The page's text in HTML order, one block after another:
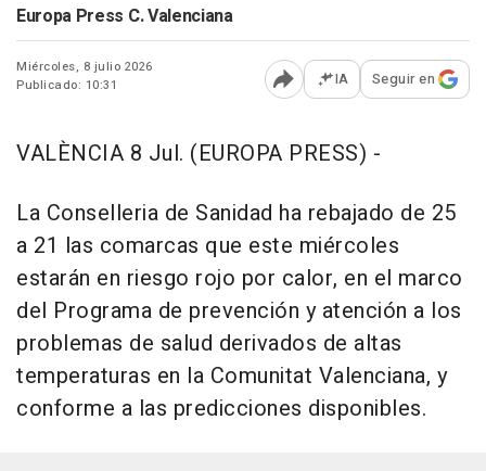
Europa Press C. Valenciana
Miércoles, 8 julio 2026
Publicado: 10:31
Abrir opciones para
IA Seguir en
VALÈNCIA 8 Jul. (EUROPA PRESS) -
La Conselleria de Sanidad ha rebajado de 25
a 21 las comarcas que este miércoles
estarán en riesgo rojo por calor, en el marco
del Programa de prevención y atención a los
problemas de salud derivados de altas
temperaturas en la Comunitat Valenciana, y
conforme a las predicciones disponibles.